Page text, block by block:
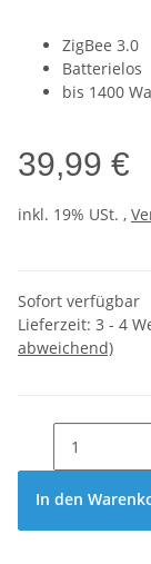
ZigBee 3.0
Batterielos
bis 1400
39,99 €
inkl. 19% USt. ,
Sofort verfügbar
Lieferzeit: 3 - 4
abweichend)
In den